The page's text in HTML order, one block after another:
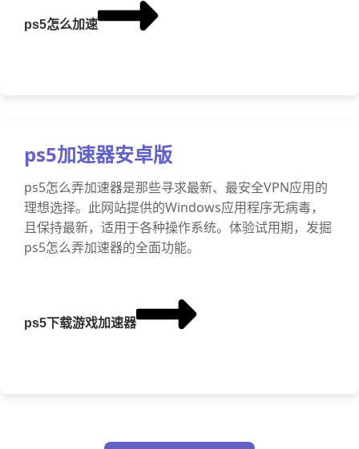
ps5怎么加速
ps5加速器安卓版
ps5怎么弄加速器是那些寻求最新、最安全VPN应用的
理想选择。此网站提供的Windows应用程序无病毒，
且保持最新，适用于各种操作系统。体验试用期，发掘
ps5怎么弄加速器的全面功能。
ps5下载游戏加速器